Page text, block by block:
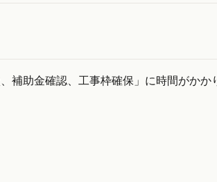
補助金確認、工事枠確保」に時間がかか